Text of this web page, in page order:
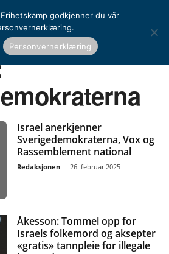
Israel anerkjenner
Sverigedemokraterna, Vox og
Rassemblement national
Redaksjonen - 26. februar 2025
Åkesson: Tommel opp for
Israels folkemord og aksepter
«gratis» tannpleie for illegale
godkjenner du vår
Personvernerklæring